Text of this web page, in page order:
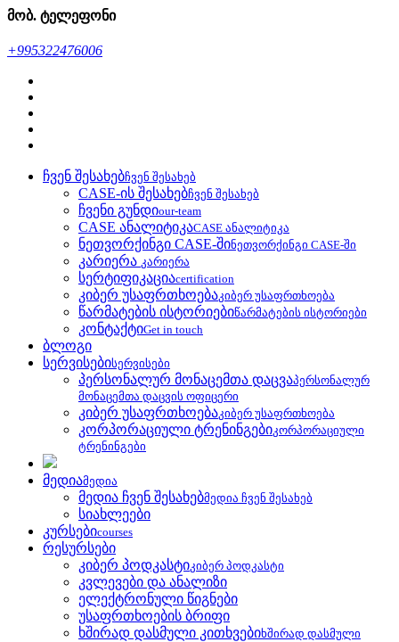
მობ. ტელეფონი
+995322476006
ჩვენ შესახებჩვენ შესახებ
CASE-ის შესახებჩვენ შესახებ
ჩვენი გუნდიour-team
CASE ანალიტიკაCASE ანალიტიკა
ნეთვორქინგი CASE-შინეთვორქინგი CASE-ში
კარიერა კარიერა
სერტიფიკაციაcertification
კიბერ უსაფრთხოებაკიბერ უსაფრთხოება
წარმატების ისტორიებიწარმატების ისტორიები
კონტაქტიGet in touch
ბლოგი
სერვისებისერვისები
პერსონალურ მონაცემთა დაცვაპერსონალურ
მონაცემთა დაცვის ოფიცერი
კიბერ უსაფრთხოებაკიბერ უსაფრთხოება
კორპორაციული ტრენინგებიკორპორაციული
ტრენინგები
მედიამედია
მედია ჩვენ შესახებმედია ჩვენ შესახებ
სიახლეები
კურსებიcourses
რესურსები
კიბერ პოდკასტიკიბერ პოდკასტი
კვლევები და ანალიზი
ელექტრონული წიგნები
უსაფრთხოების ბრიფი
ხშირად დასმული კითხვებიხშირად დასმული